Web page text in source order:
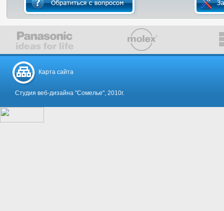
Карта сайта
Студия веб-дизайна "Сомелье", 2010г.